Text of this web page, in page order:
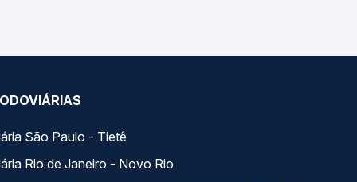
São Paulo - Tietê
Rio de Janeiro - Novo Rio